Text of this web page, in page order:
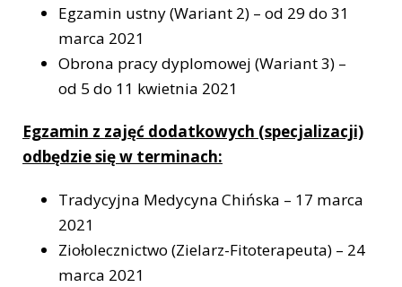
Egzamin ustny (Wariant 2) – od 29 do 31
marca 2021
Obrona pracy dyplomowej (Wariant 3) –
od 5 do 11 kwietnia 2021
Egzamin z zajęć dodatkowych (specjalizacji)
odbędzie się w terminach:
Tradycyjna Medycyna Chińska – 17 marca
2021
Ziołolecznictwo (Zielarz-Fitoterapeuta) – 24
marca 2021